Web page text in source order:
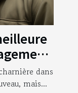
dans
mais...